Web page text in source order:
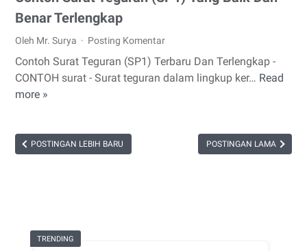
Benar Terlengkap
Oleh Mr. Surya Posting Komentar
Contoh Surat Teguran (SP1) Terbaru Dan Terlengkap -
CONTOH surat - Surat teguran dalam lingkup ker… Read
more »
Contoh
Yang
POSTINGAN LEBIH BARU POSTINGAN LAMA
TRENDING